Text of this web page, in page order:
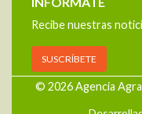
Recibe nuestras
SUSCRÍBETE
© 2026 Agencia